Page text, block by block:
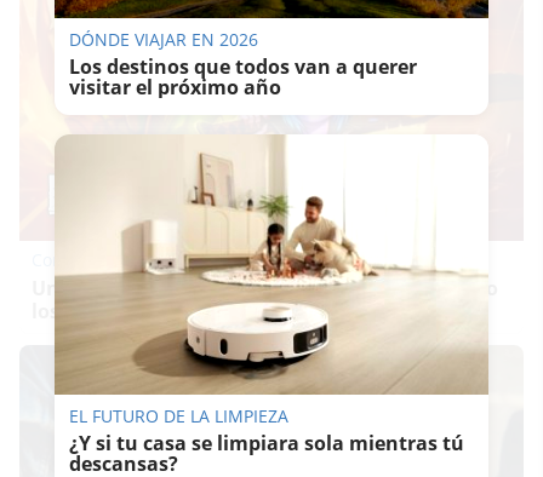
Corepunk MMORPG
Un verdadero MMORPG de la vieja escuela ¡Cómo
los de antes, pero mejor!
DÓNDE VIAJAR EN 2026
Los destinos que todos van a querer
visitar el próximo año
EL FUTURO DE LA LIMPIEZA
¿Y si tu casa se limpiara sola mientras tú
descansas?